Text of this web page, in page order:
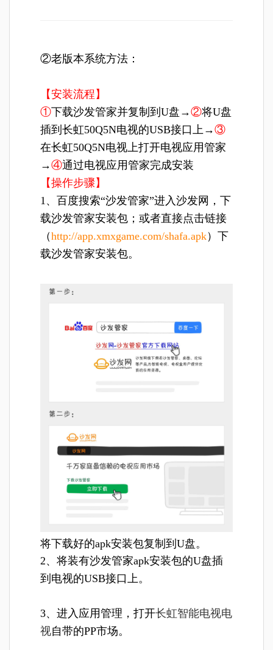
②老版本系统方法：
【安装流程】
①下载沙发管家并复制到U盘→②将U盘
插到长虹50Q5N电视的USB接口上→③
在长虹50Q5N电视上打开电视应用管家
→④通过电视应用管家完成安装
【操作步骤】
1、百度搜索“沙发管家”进入沙发网，下
载沙发管家安装包；或者直接点击链接
（http://app.xmxgame.com/shafa.apk）下
载沙发管家安装包。
将下载好的apk安装包复制到U盘。
2、将装有沙发管家apk安装包的U盘插
到电视的USB接口上。
3、进入应用管理，打开长虹智能电视电
视自带的PP市场。